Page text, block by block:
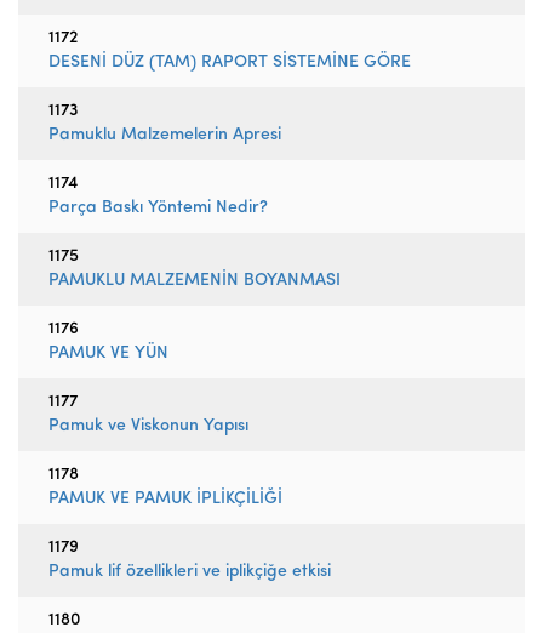
1172
DESENİ DÜZ (TAM) RAPORT SİSTEMİNE GÖRE
1173
Pamuklu Malzemelerin Apresi
1174
Parça Baskı Yöntemi Nedir?
1175
PAMUKLU MALZEMENİN BOYANMASI
1176
PAMUK VE YÜN
1177
Pamuk ve Viskonun Yapısı
1178
PAMUK VE PAMUK İPLİKÇİLİĞİ
1179
Pamuk lif özellikleri ve iplikçiğe etkisi
1180